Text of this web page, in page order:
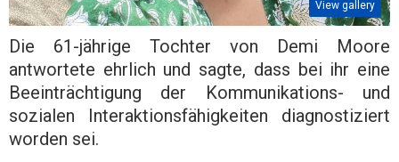
View gallery
Die 61-jährige Tochter von Demi Moore
antwortete ehrlich und sagte, dass bei ihr eine
Beeinträchtigung der Kommunikations- und
sozialen Interaktionsfähigkeiten diagnostiziert
worden sei.